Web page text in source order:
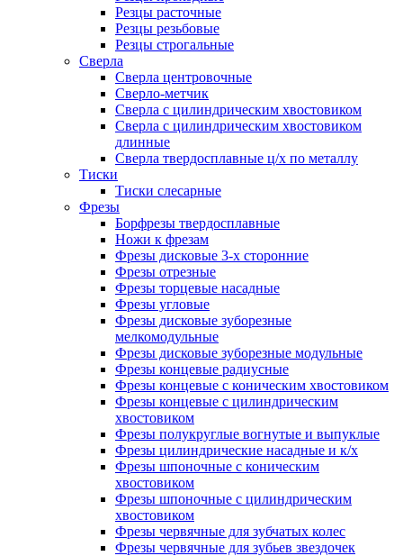
Резцы расточные
Резцы резьбовые
Резцы строгальные
Сверла
Сверла центровочные
Сверло-метчик
Сверла с цилиндрическим хвостовиком
Сверла с цилиндрическим хвостовиком
длинные
Сверла твердосплавные ц/х по металлу
Тиски
Тиски слесарные
Фрезы
Борфрезы твердосплавные
Ножи к фрезам
Фрезы дисковые 3-х сторонние
Фрезы отрезные
Фрезы торцевые насадные
Фрезы угловые
Фрезы дисковые зуборезные
мелкомодульные
Фрезы дисковые зуборезные модульные
Фрезы концевые радиусные
Фрезы концевые с коническим хвостовиком
Фрезы концевые с цилиндрическим
хвостовиком
Фрезы полукруглые вогнутые и выпуклые
Фрезы цилиндрические насадные и к/х
Фрезы шпоночные с коническим
хвостовиком
Фрезы шпоночные с цилиндрическим
хвостовиком
Фрезы червячные для зубчатых колес
Фрезы червячные для зубьев звездочек